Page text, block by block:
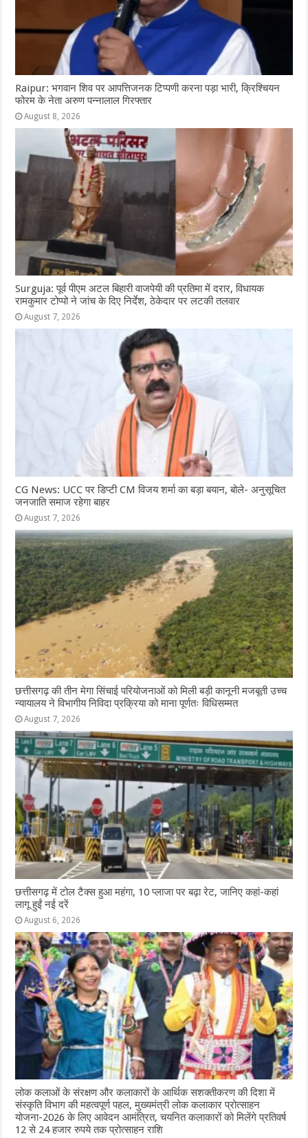
Raipur: भगवान शिव पर आपत्तिजनक टिप्पणी करना पड़ा भारी, क्रिश्चियन
फोरम के नेता अरुण पन्नालाल गिरफ्तार
August 8, 2026
Surguja: पूर्व पीएम अटल बिहारी वाजपेयी की प्रतिमा में दरार, विधायक
रामकुमार टोप्पो ने जांच के दिए निर्देश, ठेकेदार पर लटकी तलवार
August 7, 2026
CG News: UCC पर डिप्टी CM विजय शर्मा का बड़ा बयान, बोले- अनुसूचित
जनजाति समाज रहेगा बाहर
August 7, 2026
छत्तीसगढ़ की तीन मेगा सिंचाई परियोजनाओं को मिली बड़ी कानूनी मजबूती उच्च
न्यायालय ने विभागीय निविदा प्रक्रिया को माना पूर्णतः विधिसम्मत
August 7, 2026
छत्तीसगढ़ में टोल टैक्स हुआ महंगा, 10 प्लाजा पर बढ़ा रेट, जानिए कहां-कहां
लागू हुईं नई दरें
August 6, 2026
लोक कलाओं के संरक्षण और कलाकारों के आर्थिक सशक्तीकरण की दिशा में
संस्कृति विभाग की महत्वपूर्ण पहल, मुख्यमंत्री लोक कलाकार प्रोत्साहन
योजना-2026 के लिए आवेदन आमंत्रित, चयनित कलाकारों को मिलेंगे प्रतिवर्ष
12 से 24 हजार रुपये तक प्रोत्साहन राशि